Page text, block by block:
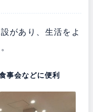
があり、生活をよ
事会などに便利